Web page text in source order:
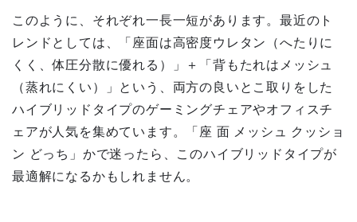
このように、それぞれ一長一短があります。最近のト
レンドとしては、「座面は高密度ウレタン（へたりに
くく、体圧分散に優れる）」＋「背もたれはメッシュ
（蒸れにくい）」という、両方の良いとこ取りをした
ハイブリッドタイプのゲーミングチェアやオフィスチ
ェアが人気を集めています。「座 面 メッシュ クッショ
ン どっち」かで迷ったら、このハイブリッドタイプが
最適解になるかもしれません。